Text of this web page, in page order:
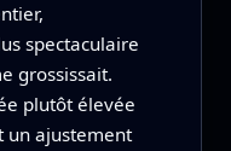
spectaculaire
grossissait.
plutôt élevée
un ajustement